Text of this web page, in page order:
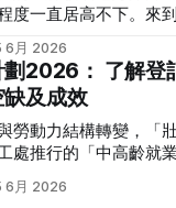
受益於地緣政治與油
」與「高流動性」展
工具2026年預估年回報率
象風險等級港元/美元
絕對保本、懶得操作
- 4.5%1個月至30年不
追求比定存更高息的
度一直居高不下。來
舞台與音響規格全面
隱江湖的昔日歌手到
懷舊」熱潮。 如果你錯過了部分
一氣呵成重溫整季的
包將為你系統化地盤
結集連登（LIHKG）
6月 2026
2026： 了解登
及成效
勞動力結構轉變，「
處推行的「中高齡就
力。本文將為您全面
6月 2026